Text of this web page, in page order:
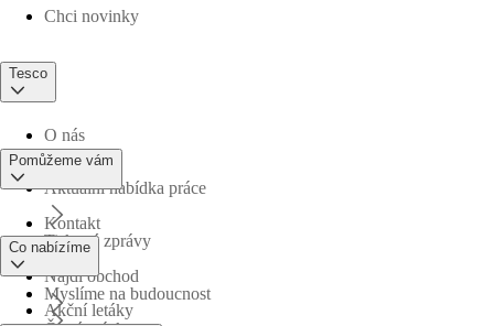
Chci novinky
Tesco
O nás
Aktuální nabídka práce
Tiskové zprávy
Myslíme na budoucnost
Pomůžeme vám
Kontakt
Najdi obchod
Co nabízíme
Akční letáky